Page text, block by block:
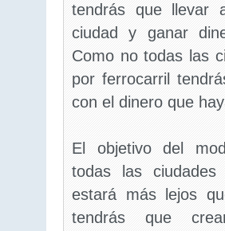
tendrás que llevar
ciudad y ganar
Como no todas las
por ferrocarril
con el dinero que
El objetivo del
todas las
estará más lejos
tendrás que